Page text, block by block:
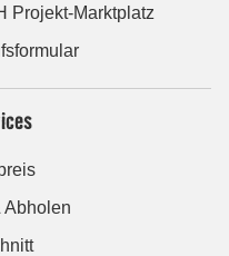
Projekt-Marktplatz
Abholen